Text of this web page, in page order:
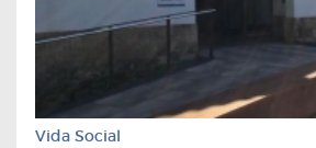
Vida Social